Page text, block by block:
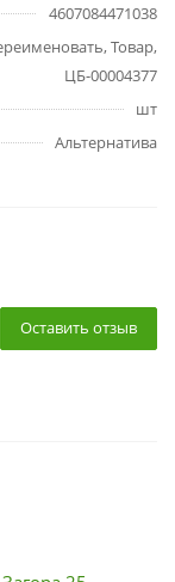
4607084471038
Товар,
ЦБ-00004377
шт
Альтернатива
Оставить отзыв